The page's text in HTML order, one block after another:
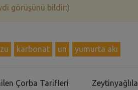
görüşünü bildir:)
karbonat un yumurta akı
Çorba Tarifleri